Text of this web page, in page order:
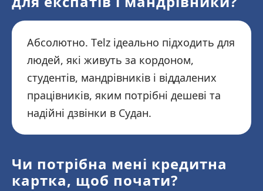
Абсолютно. Telz ідеально підходить для
людей, які живуть за кордоном,
студентів, мандрівників і віддалених
працівників, яким потрібні дешеві та
надійні дзвінки в Судан.
Чи потрібна мені кредитна
картка, щоб почати?